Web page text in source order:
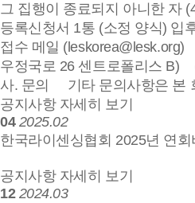
그 집행이 종료되지 아니한
등록신청서 1통 (소정 양식) 입
접수 메일
우정국로 26 센트로폴리스 B)
사. 문의 기타 문의사항은 본
공지사항 자세히 보기
04 2025.02
한국라이센싱협회 2025년 연회
공지사항 자세히 보기
12 2024.03